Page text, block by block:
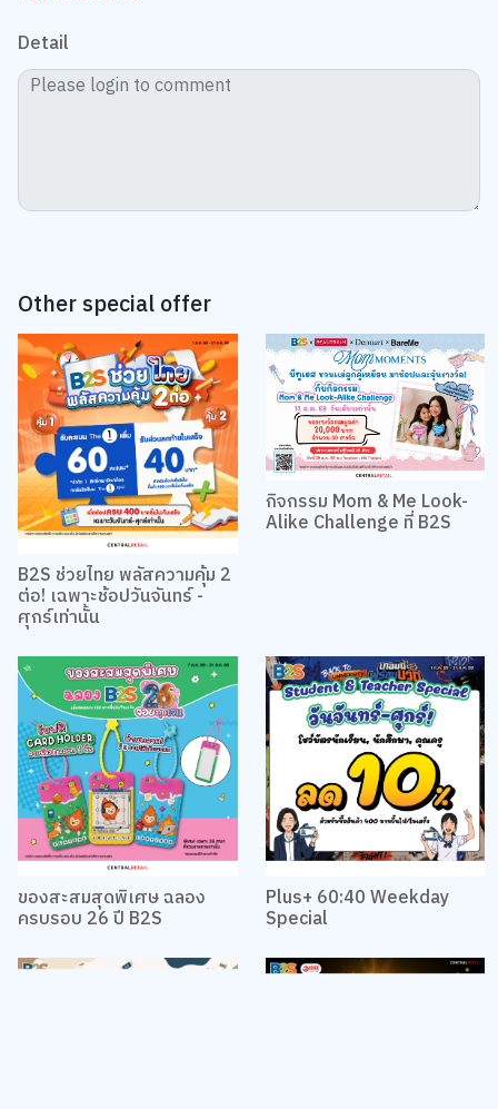
Detail
Other special offer
B2S ช่วยไทย พลัสความคุ้ม 2
ต่อ! เฉพาะช้อปวันจันทร์ -
ศุกร์เท่านั้น
กิจกรรม Mom & Me Look-
Alike Challenge ที่ B2S
ของสะสมสุดพิเศษ ฉลอง
ครบรอบ 26 ปี B2S
Plus+ 60:40 Weekday
Special